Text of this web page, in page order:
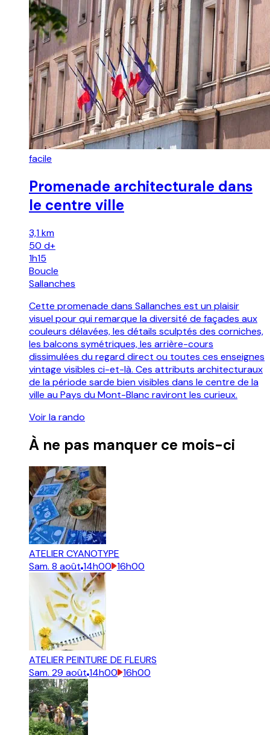
facile
Promenade architecturale dans
le centre ville
3,1 km
50 d+
1h15
Boucle
Sallanches
Cette promenade dans Sallanches est un plaisir
visuel pour qui remarque la diversité de façades aux
couleurs délavées, les détails sculptés des corniches,
les balcons symétriques, les arrière-cours
dissimulées du regard direct ou toutes ces enseignes
vintage visibles ci-et-là. Ces attributs architecturaux
de la période sarde bien visibles dans le centre de la
ville au Pays du Mont-Blanc raviront les curieux.
Voir la rando
À ne pas manquer ce mois-ci
ATELIER CYANOTYPE
Sam. 8 août 14h00 16h00
ATELIER PEINTURE DE FLEURS
Sam. 29 août 14h00 16h00